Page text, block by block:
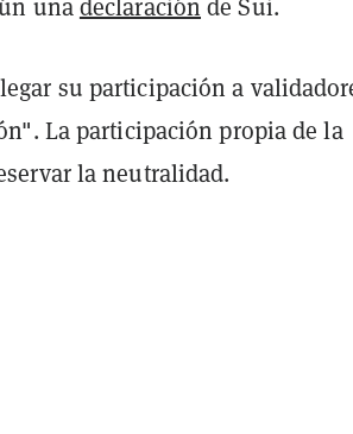
unadeclaración de Sui.
su participación a
La participación propia de la
la neutralidad.